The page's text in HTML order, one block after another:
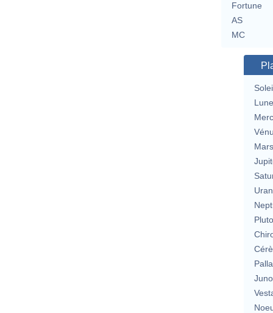
Fortune
AS
MC
Lune
Mars